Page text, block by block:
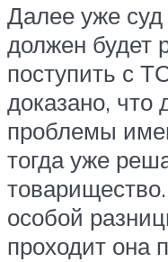
Далее уже суд
должен будет
поступить с
доказано, что
проблемы
тогда уже
особой
проходит она